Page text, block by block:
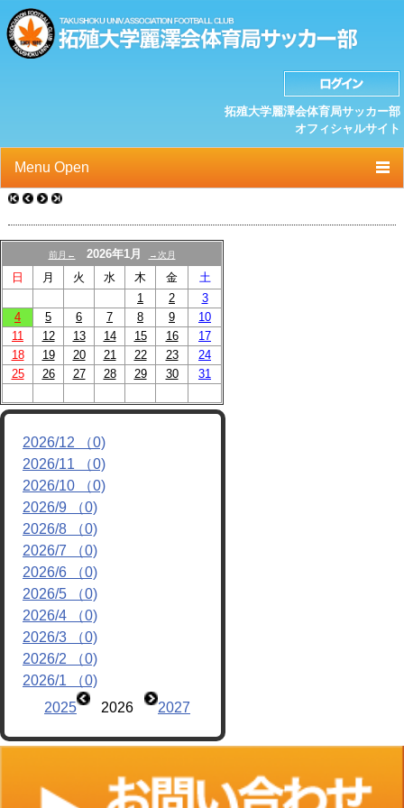
拓殖大学麗澤会体育局サッカー部
オフィシャルサイト
Menu Open
TOP
ニュース
クラブプロフィール
選手/スタッフ一覧
スケジュール
前月← 2026年1月 →次月
日 月 火 水 木 金
土
1
2
3
4
5 6 7 8 9
10
11
12 13 14 15 16
17
18
19 20 21 22 23
24
25
26 27 28 29 30 31
2026/12 （0)
2026/11 （0)
2026/10 （0)
2026/9 （0)
2026/8 （0)
2026/7 （0)
2026/6 （0)
2026/5 （0)
2026/4 （0)
2026/3 （0)
2026/2 （0)
2026/1 （0)
2025
2026 2027